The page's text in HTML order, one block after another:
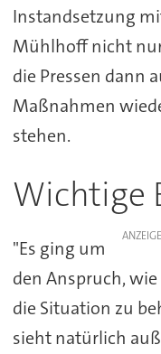
Instandsetzung
Mühlhoff nicht
die Pressen dann
Maßnahmen
stehen.
Wichtige
ANZEIGE
"Es ging um
den Anspruch,
die Situation zu
sieht natürlich